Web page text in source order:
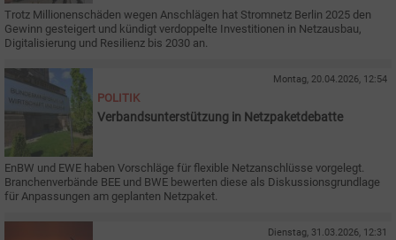
Trotz Millionenschäden wegen Anschlägen hat Stromnetz Berlin 2025 den
Gewinn gesteigert und kündigt verdoppelte Investitionen in Netzausbau,
Digitalisierung und Resilienz bis 2030 an.
Montag, 20.04.2026, 12:54
POLITIK
Verbandsunterstützung in Netzpaketdebatte
EnBW und EWE haben Vorschläge für flexible Netzanschlüsse vorgelegt.
Branchenverbände BEE und BWE bewerten diese als Diskussionsgrundlage
für Anpassungen am geplanten Netzpaket.
Dienstag, 31.03.2026, 12:31